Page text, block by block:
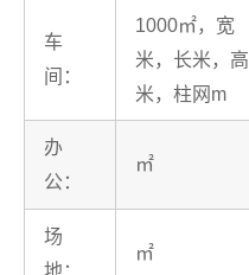
车
间：
1000㎡，宽
米，长米，高
米，柱网m
办
公：
㎡
场
地：
㎡